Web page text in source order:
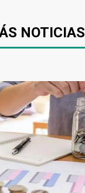
NOTICIAS